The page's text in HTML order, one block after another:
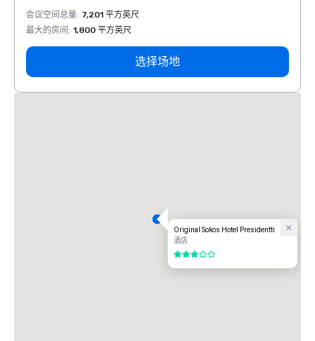
会议空间总量: 7,201 平方英尺
最大的房间 : 1,800 平方英尺
选择场地
Original Sokos Hotel Presidentti
酒店
3/5